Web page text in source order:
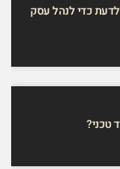
כדי לנהל עסק
טכני?